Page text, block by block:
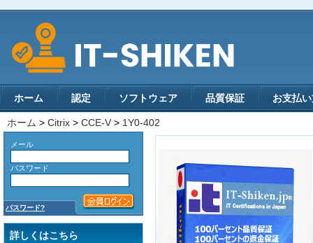
ホーム 認定 ソフトウェア 品質保証 お支払
ホーム > Citrix > CCE-V > 1Y0-402
メール
パスワード
パスワード?
詳しくはこちら